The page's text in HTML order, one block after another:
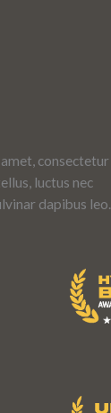
consectetur
luctus nec
dapibus leo.